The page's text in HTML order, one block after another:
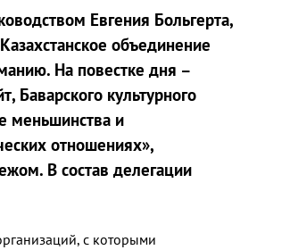
Евгения Больгерта,
объединение
На повестке дня –
культурного
меньшинства и
отношениях»,
В состав делегации
с которыми